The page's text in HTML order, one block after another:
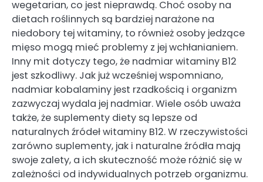
wegetarian, co jest nieprawdą. Choć osoby na
dietach roślinnych są bardziej narażone na
niedobory tej witaminy, to również osoby jedzące
mięso mogą mieć problemy z jej wchłanianiem.
Inny mit dotyczy tego, że nadmiar witaminy B12
jest szkodliwy. Jak już wcześniej wspomniano,
nadmiar kobalaminy jest rzadkością i organizm
zazwyczaj wydala jej nadmiar. Wiele osób uważa
także, że suplementy diety są lepsze od
naturalnych źródeł witaminy B12. W rzeczywistości
zarówno suplementy, jak i naturalne źródła mają
swoje zalety, a ich skuteczność może różnić się w
zależności od indywidualnych potrzeb organizmu.